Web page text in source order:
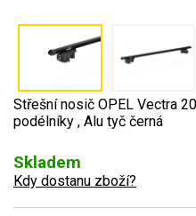
Střešní nosič OPEL Vectra
podélníky , Alu tyč černá
Skladem
Kdy dostanu zboží?